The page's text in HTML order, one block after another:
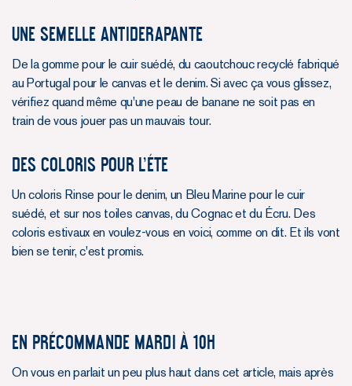
une semelle antiderapante
De la gomme pour le cuir suédé, du caoutchouc recyclé fabriqué
au Portugal pour le canvas et le denim. Si avec ça vous glissez,
vérifiez quand même qu'une peau de banane ne soit pas en
train de vous jouer pas un mauvais tour.
des coloris pour l’éte
Un coloris Rinse pour le denim, un Bleu Marine pour le cuir
suédé, et sur nos toiles canvas, du Cognac et du Écru. Des
coloris estivaux en voulez-vous en voici, comme on dit. Et ils vont
bien se tenir, c'est promis.
EN PRÉcommande MARDI À 10H
On vous en parlait un peu plus haut dans cet article, mais après